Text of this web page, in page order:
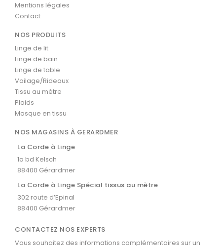
Mentions légales
Contact
NOS PRODUITS
Linge de lit
Linge de bain
Linge de table
Voilage/Rideaux
Tissu au mètre
Plaids
Masque en tissu
NOS MAGASINS À GERARDMER
La Corde à Linge
1a bd Kelsch
88400 Gérardmer
La Corde à Linge Spécial tissus au mètre
302 route d’Epinal
88400 Gérardmer
CONTACTEZ NOS EXPERTS
Vous souhaitez des informations complémentaires sur un